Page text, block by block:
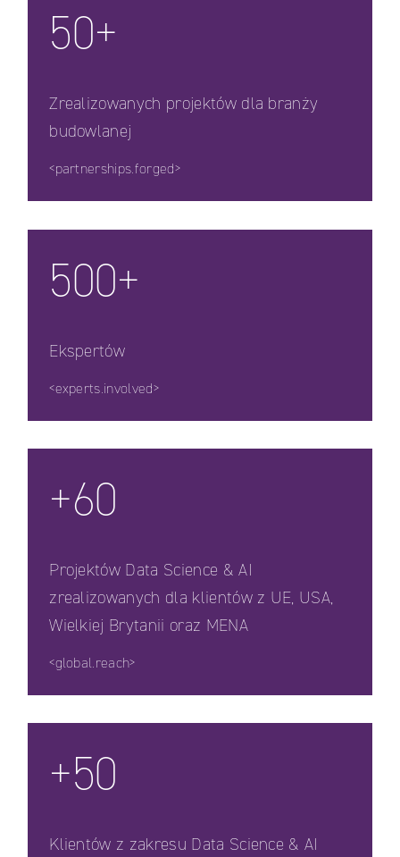
50+
Zrealizowanych projektów dla branży
budowlanej
<partnerships.forged>
500+
Ekspertów
<experts.involved>
+60
Projektów Data Science & AI
zrealizowanych dla klientów z UE, USA,
Wielkiej Brytanii oraz MENA
<global.reach>
+50
Klientów z zakresu Data Science & AI